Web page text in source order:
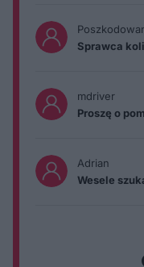
Sprawca
mdriver
Proszę o
Adrian
Wesele